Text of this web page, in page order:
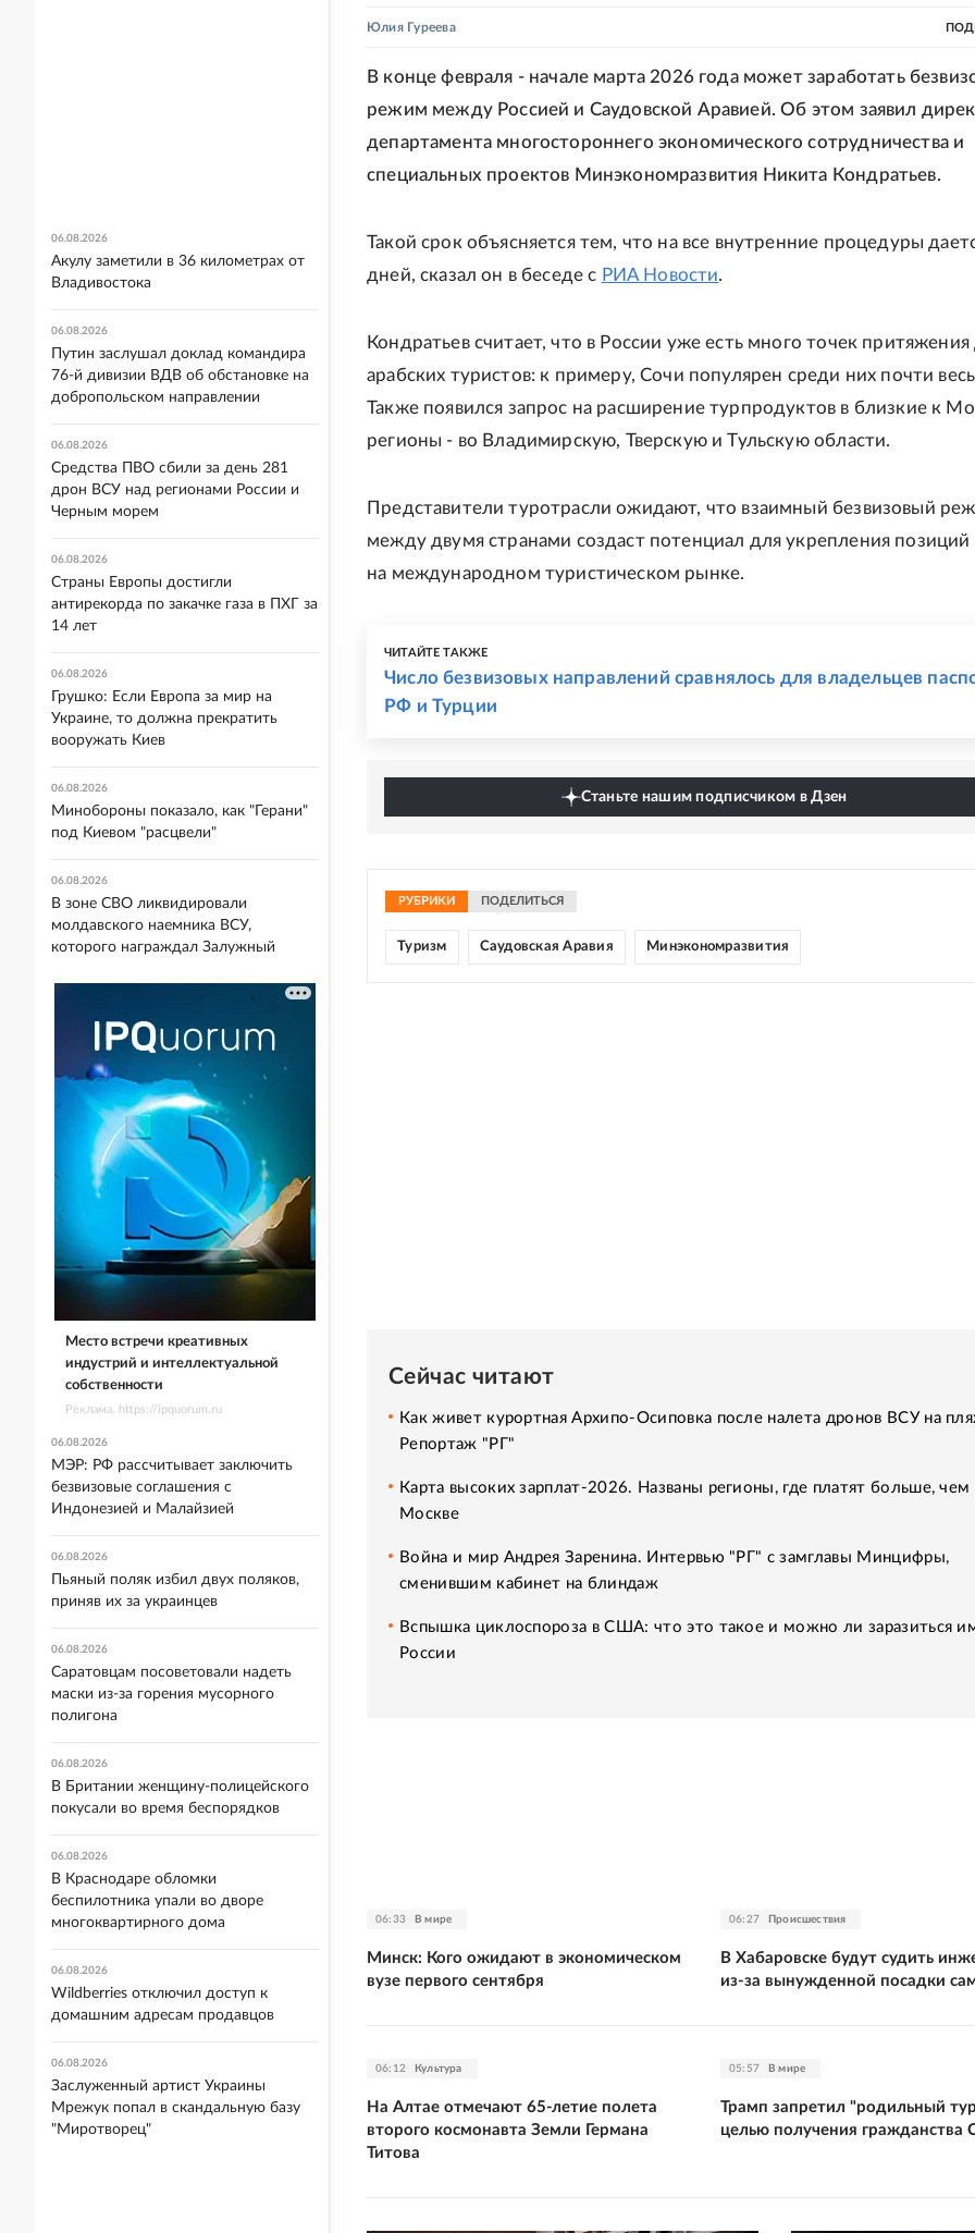
Юлия Гуреева
В конце февраля - начале марта 2026 года может заработать
режим между Россией и Саудовской Аравией. Об этом заявил
департамента многостороннего экономического сотрудничества и
специальных проектов Минэкономразвития Никита Кондратьев.
Такой срок объясняется тем, что на все внутренние процедуры
дней, сказал он в беседе с РИА Новости.
Кондратьев считает, что в России уже есть много точек притяжения
арабских туристов: к примеру, Сочи популярен среди них почти
Также появился запрос на расширение турпродуктов в близкие к
регионы - во Владимирскую, Тверскую и Тульскую области.
Представители туротрасли ожидают, что взаимный безвизовый
между двумя странами создаст потенциал для укрепления позиций
на международном туристическом рынке.
ЧИТАЙТЕ ТАКЖЕ
Число безвизовых направлений сравнялось для владельцев
РФ и Турции
Станьте нашим подписчиком в Дзен
РУБРИКИ ПОДЕЛИТЬСЯ
Туризм Саудовская Аравия Минэкономразвития
Сейчас читают
Как живет курортная Архипо-Осиповка после налета дронов ВСУ на
Репортаж "РГ"
Карта высоких зарплат-2026. Названы регионы, где платят больше, чем
Москве
Война и мир Андрея Заренина. Интервью "РГ" с замглавы Минцифры,
сменившим кабинет на блиндаж
Вспышка циклоспороза в США: что это такое и можно ли заразиться
России
06:33 В мире
Минск: Кого ожидают в экономическом
вузе первого сентября
06:27 Происшествия
В Хабаровске будут судить
из-за вынужденной посадки
06:12 Культура
На Алтае отмечают 65-летие полета
второго космонавта Земли Германа
Титова
05:57 В мире
Трамп запретил "родильный
целью получения
06.08.2026
Акулу заметили в 36 километрах от
Владивостока
06.08.2026
Путин заслушал доклад командира
76-й дивизии ВДВ об обстановке на
добропольском направлении
06.08.2026
Средства ПВО сбили за день 281
дрон ВСУ над регионами России и
Черным морем
06.08.2026
Страны Европы достигли
антирекорда по закачке газа в ПХГ за
14 лет
06.08.2026
Грушко: Если Европа за мир на
Украине, то должна прекратить
вооружать Киев
06.08.2026
Минобороны показало, как "Герани"
под Киевом "расцвели"
06.08.2026
В зоне СВО ликвидировали
молдавского наемника ВСУ,
которого награждал Залужный
Место встречи креативных
индустрий и интеллектуальной
собственности
Реклама. https://ipquorum.ru
06.08.2026
МЭР: РФ рассчитывает заключить
безвизовые соглашения с
Индонезией и Малайзией
06.08.2026
Пьяный поляк избил двух поляков,
приняв их за украинцев
06.08.2026
Саратовцам посоветовали надеть
маски из-за горения мусорного
полигона
06.08.2026
В Британии женщину-полицейского
покусали во время беспорядков
06.08.2026
В Краснодаре обломки
беспилотника упали во дворе
многоквартирного дома
06.08.2026
Wildberries отключил доступ к
домашним адресам продавцов
06.08.2026
Заслуженный артист Украины
Мрежук попал в скандальную базу
"Миротворец"